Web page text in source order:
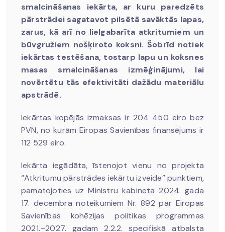
smalcināšanas iekārta, ar kuru paredzēts
pārstrādei sagatavot pilsētā savāktās lapas,
zarus, kā arī no lielgabarīta atkritumiem un
būvgružiem nošķiroto koksni. Šobrīd notiek
iekārtas testēšana, tostarp lapu un koksnes
masas smalcināšanas izmēģinājumi, lai
novērtētu tās efektivitāti dažādu materiālu
apstrādē.
Iekārtas kopējās izmaksas ir 204 450 eiro bez
PVN, no kurām Eiropas Savienības finansējums ir
112 529 eiro.
Iekārta iegādāta, īstenojot vienu no projekta
“Atkritumu pārstrādes iekārtu izveide” punktiem,
pamatojoties uz Ministru kabineta 2024. gada
17. decembra noteikumiem Nr. 892 par Eiropas
Savienības kohēzijas politikas programmas
2021.–2027. gadam 2.2.2. specifiskā atbalsta